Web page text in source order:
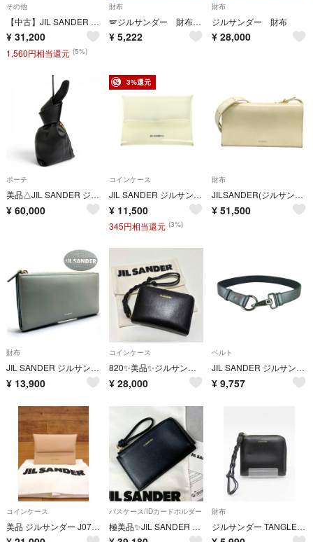
その他
【中古】JIL SANDER ジルサンダー コインケース ミニ財布 L字ファスナー レザー カードケース パスケース 定期入れ 小銭入れ メンズ レディース＿S13＿s-0728-r13
¥ 31,200
1,560円相当還元 (5%)
財布
🪽ジルサンダー 財布 ［使用感あり］
¥ 5,222
財布
ジルサンダー 財布
¥ 28,000
ポーチ
美品△JIL SANDER ジルサンダー RABBIT ラビット ポーチ ミディアム ラムレザー ウサギ ブラック ゴールド金具 イタリア製 定価94600円 定価94,600円
¥ 60,000
3%還元
コインケース
JIL SANDER ジルサンダー コインパース ホワイト レディース / 240001213614
¥ 11,500
345円相当還元 (3%)
財布
JILSANDER(ジルサンダー) 財布 オールデイ アイボリー ショルダーウォレット/ショルダーストラップ着脱可 レザー
¥ 51,500
財布
JIL SANDER ジルサンダー 長財布 大容量 ミントグリーン レザー
¥ 13,900
コインケース
820✨美品✨ジルサンダー コインケース ミニウォレット タングル レザー 黒
¥ 28,000
ベルト
JIL SANDER ジルサンダー レザー リングバックル ベルト JC5647 T3M シルバー系 ブラック系【中古】
¥ 9,757
コインケース
美品 ジルサンダー J07UI0013 フォールデッド コインパース 小銭入れ
パスケース/IDカードホルダー
極美品✨JIL SANDER Giro コインパーススモール フラグメントケース
財布
ジルサンダー TANGLE カードホルダー レディース メンズ ユニセックス ブラック【中古】【新入荷】★